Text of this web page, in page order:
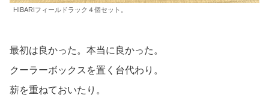
HIBARIフィールドラック４個セット。
最初は良かった。本当に良かった。
クーラーボックスを置く台代わり。
薪を重ねておいたり。